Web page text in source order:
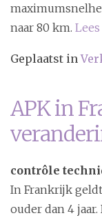
naar 80 km.
Geplaatst in
APK in
contrôle
In Frankrijk
ouder dan 4